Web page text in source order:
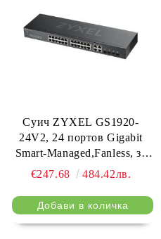
Суич ZYXEL GS1920-
24V2, 24 портов Gigabit
Smart-Managed,Fanless, за
монтаж в шкаф
€247.68 484.42лв.